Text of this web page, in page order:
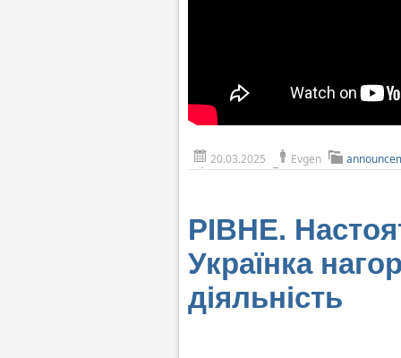
20.03.2025 Evgen
РІВНЕ.
Українка
діяльність